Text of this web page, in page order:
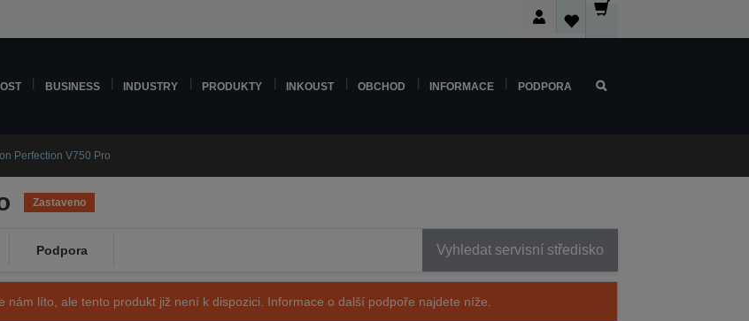
BUSINESS INDUSTRY PRODUKTY INKOUST OBCHOD INFORMACE PODPORA
Perfection V750 Pro
Zastaveno
Podpora Vyhledat servisní středisko
nám líto, ale tento produkt již není k dispozici. Informace o další podpoře najdete níže.